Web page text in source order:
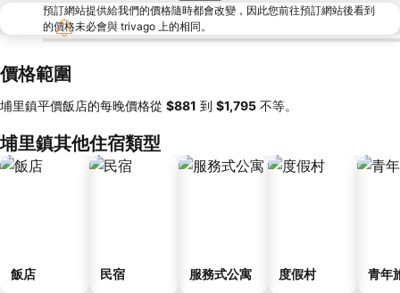
預訂網站提供給我們的價格隨時都會改變，因此您前往預訂網站後看到
的價格未必會與 trivago 上的相同。
價格範圍
埔里鎮平價飯店的每晚價格從 ‎$881 到 ‎$1,795 不等。
埔里鎮其他住宿類型
飯店 民宿 服務式公寓 度假村 青年